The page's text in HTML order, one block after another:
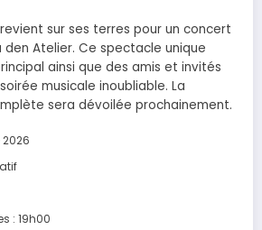
sur ses terres pour un concert
den Atelier. Ce spectacle unique
ainsi que des amis et invités
musicale inoubliable. La
sera dévoilée prochainement.
2026
: 19h00